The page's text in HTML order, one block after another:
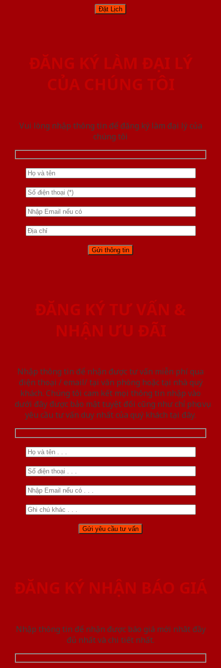
ĐĂNG KÝ LÀM ĐẠI LÝ
CỦA CHÚNG TÔI
Vui lòng nhập thông tin để đăng ký làm đại lý của
chúng tôi
ĐĂNG KÝ TƯ VẤN &
NHẬN ƯU ĐÃI
Nhập thông tin để nhận được tư vấn miễn phí qua
điện thoại / email/ tại văn phòng hoặc tại nhà quý
khách. Chúng tôi cam kết mọi thông tin nhập vào
dưới đây được bảo mật tuyệt đối cũng như chỉ phục vụ
yêu cầu tư vấn duy nhất của quý khách tại đây.
ĐĂNG KÝ NHẬN BÁO GIÁ
Nhập thông tin để nhận được báo giá mới nhât đầy
đủ nhất và chi tiết nhất.